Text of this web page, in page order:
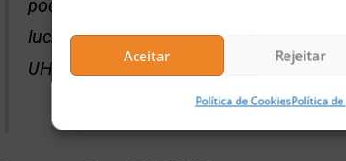
Aceitar Rejeitar
Política de CookiesPolítica
podem aproveitar para fins
lucrativos em tokens UHIVE ”, declarou
UHIVE Ltd.